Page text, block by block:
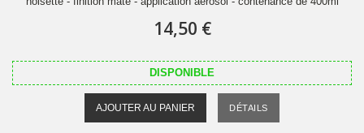
14,50 €
DISPONIBLE
AJOUTER AU PANIER DÉTAILS